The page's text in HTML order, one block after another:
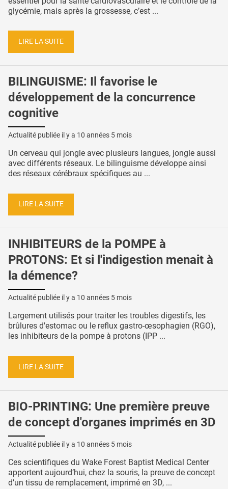
glycémie, mais après la grossesse, c’est ...
LIRE LA SUITE
BILINGUISME: Il favorise le
développement de la concurrence
cognitive
Actualité publiée il y a 10 années 5 mois
Un cerveau qui jongle avec plusieurs langues, jongle aussi
avec différents réseaux. Le bilinguisme développe ainsi
des réseaux cérébraux spécifiques au ...
LIRE LA SUITE
INHIBITEURS de la POMPE à
PROTONS: Et si l'indigestion menait à
la démence?
Actualité publiée il y a 10 années 5 mois
Largement utilisés pour traiter les troubles digestifs, les
brûlures d'estomac ou le reflux gastro-œsophagien (RGO),
les inhibiteurs de la pompe à protons (IPP ...
LIRE LA SUITE
BIO-PRINTING: Une première preuve
de concept d'organes imprimés en 3D
Actualité publiée il y a 10 années 5 mois
Ces scientifiques du Wake Forest Baptist Medical Center
apportent aujourd’hui, chez la souris, la preuve de concept
d’un tissu de remplacement, imprimé en 3D, ...